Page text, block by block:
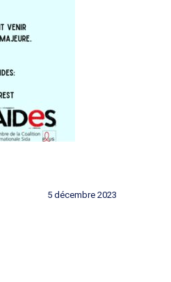
5 décembre 2023